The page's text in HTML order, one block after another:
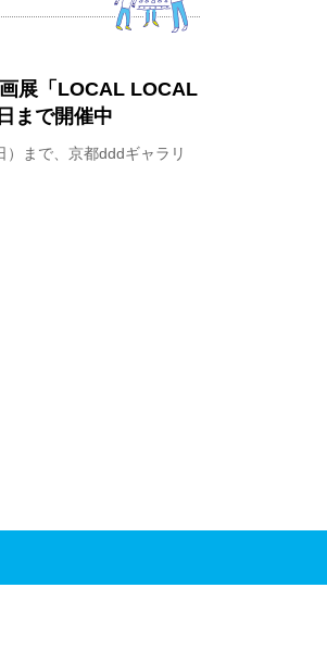
展「LOCAL LOCAL
まで開催中
まで、京都dddギャラリ